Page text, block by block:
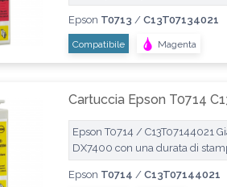
Epson T0713 / C13T07134021
Compatibile Magenta
Cartuccia Epson T0714
Epson T0714 / C13T07144021
DX7400 con una durata di
Epson T0714 / C13T07144021